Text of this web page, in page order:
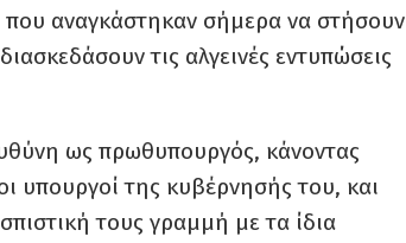
αναγκάστηκαν σήμερα να στήσουν
τις αλγεινές εντυπώσεις
ως πρωθυπουργός, κάνοντας
υπουργοί της κυβέρνησής του, και
τους γραμμή με τα ίδια